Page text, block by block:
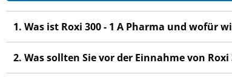
1. Was ist Roxi 300 - 1 A Pharma und wofür
2. Was sollten Sie vor der Einnahme von